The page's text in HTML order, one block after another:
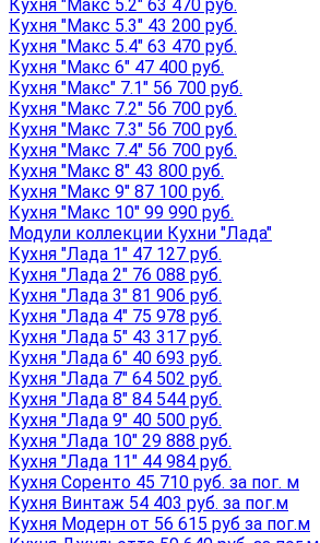
Кухня "Макс 5.2" 63 470 руб.
Кухня "Макс 5.3" 43 200 руб.
Кухня "Макс 5.4" 63 470 руб.
Кухня "Макс 6" 47 400 руб.
Кухня "Макс" 7.1" 56 700 руб.
Кухня "Макс 7.2" 56 700 руб.
Кухня "Макс 7.3" 56 700 руб.
Кухня "Макс 7.4" 56 700 руб.
Кухня "Макс 8" 43 800 руб.
Кухня "Макс 9" 87 100 руб.
Кухня "Макс 10" 99 990 руб.
Модули коллекции Кухни "Лада"
Кухня "Лада 1" 47 127 руб.
Кухня "Лада 2" 76 088 руб.
Кухня "Лада 3" 81 906 руб.
Кухня "Лада 4" 75 978 руб.
Кухня "Лада 5" 43 317 руб.
Кухня "Лада 6" 40 693 руб.
Кухня "Лада 7" 64 502 руб.
Кухня "Лада 8" 84 544 руб.
Кухня "Лада 9" 40 500 руб.
Кухня "Лада 10" 29 888 руб.
Кухня "Лада 11" 44 984 руб.
Кухня Соренто 45 710 руб. за пог. м
Кухня Винтаж 54 403 руб. за пог.м
Кухня Модерн от 56 615 руб за пог.м